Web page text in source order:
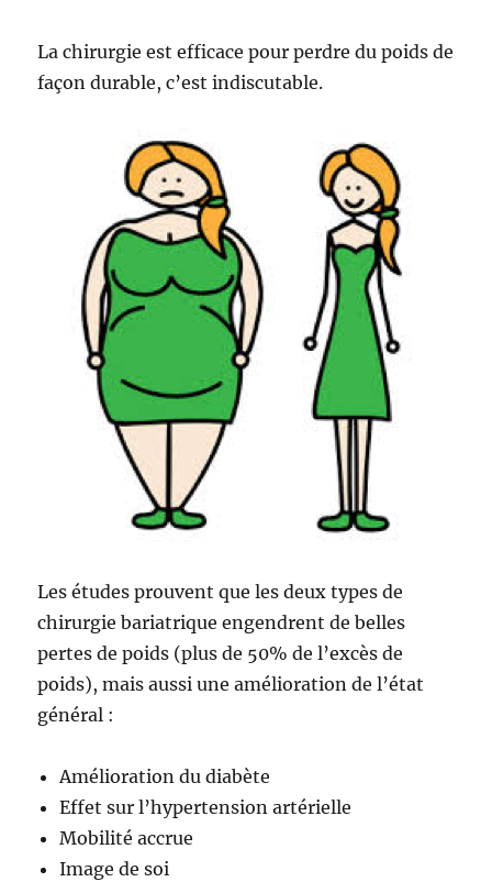
La chirurgie est efficace pour perdre du poids de
façon durable, c’est indiscutable.
Les études prouvent que les deux types de
chirurgie bariatrique engendrent de belles
pertes de poids (plus de 50% de l’excès de
poids), mais aussi une amélioration de l’état
général :
Amélioration du diabète
Effet sur l’hypertension artérielle
Mobilité accrue
Image de soi